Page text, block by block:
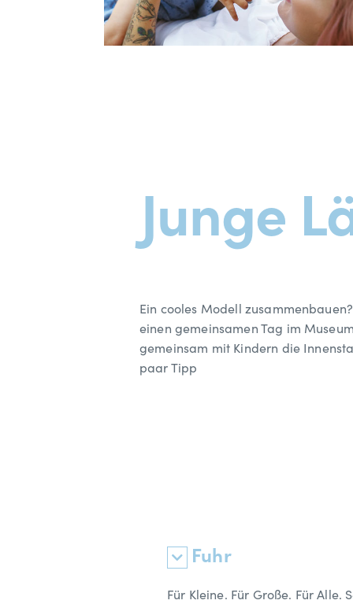
Junge
Ein cooles Modell
einen gemeinsamen Tag im
gemeinsam mit Kindern die
paar Tipp
Fuhr
Für Kleine. Für Große. Für Alle.